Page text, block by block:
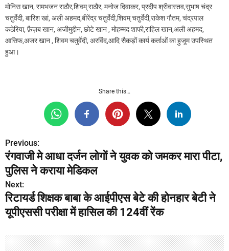
मोनिस खान, रामभजन राठौर,शिवम् राठौर, मनोज दिवाकर, प्रदीप श्रीवास्तव,सुभाष चंद्र
चतुर्वेदी, बारिश खां, अली अहमद,बीरेंद्र चतुर्वेदी,शिवम् चतुर्वेदी,राकेश गौतम, चंद्रपाल
कठेरिया, फ़ैज़ब खान, अजीमुद्दीन, छोटे खान , मोहम्मद शाफी,राहिल खान,अली अहमद,
आसिफ,अजर खान , शिवम चतुर्वेदी, अरविंद,आदि सैकड़ों कार्य कर्ताओं का हुजूम उपस्थित
हुआ।
Share this…
P
o
s
t
a
Previous:
रंगवाजी मे आधा दर्जन लोगों ने युवक को जमकर मारा पीटा,
पुलिस ने कराया मेडिकल
Next:
रिटायर्ड शिक्षक बाबा के आईपीएस बेटे की होनहार बेटी ने
यूपीएससी परीक्षा में हासिल की 124वीं रेंक